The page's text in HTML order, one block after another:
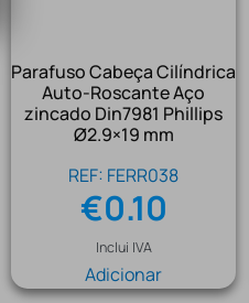
Parafuso Cabeça Cilíndrica
Auto-Roscante Aço
zincado Din7981 Phillips
Ø2.9×19 mm
REF: FERR038
€0.10
Inclui IVA
Adicionar